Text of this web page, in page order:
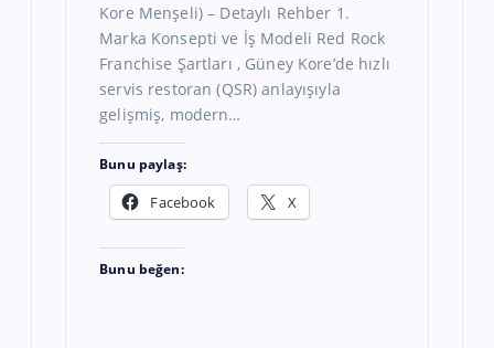
Kore Menşeli) – Detaylı Rehber 1.
Marka Konsepti ve İş Modeli Red Rock
Franchise Şartları , Güney Kore’de hızlı
servis restoran (QSR) anlayışıyla
gelişmiş, modern…
Bunu paylaş:
Facebook X
Bunu beğen: